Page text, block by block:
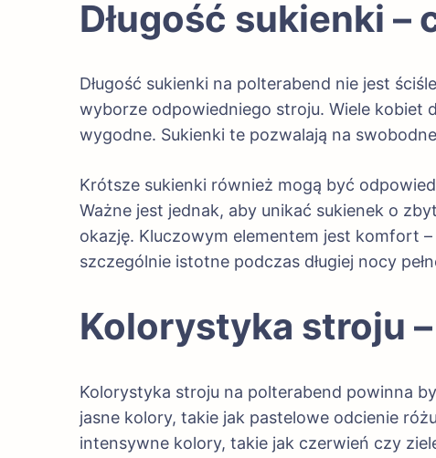
Długość sukienki –
Długość sukienki na polterabend nie jest
wyborze odpowiedniego stroju. Wiele kobiet
wygodne. Sukienki te pozwalają na
Krótsze sukienki również mogą być
Ważne jest jednak, aby unikać sukienek o
okazję. Kluczowym elementem jest komfort
szczególnie istotne podczas długiej nocy
Kolorystyka stroju
Kolorystyka stroju na polterabend powinna
jasne kolory, takie jak pastelowe odcienie
intensywne kolory, takie jak czerwień czy